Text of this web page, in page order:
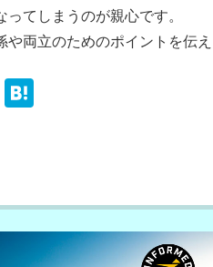
ってしまうのが親心です。
や両立のためのポイントを伝
Li
a